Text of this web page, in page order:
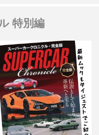
特別編